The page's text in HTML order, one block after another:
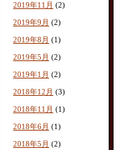
2019年11月 (2)
2019年9月 (2)
2019年8月 (1)
2019年5月 (2)
2019年1月 (2)
2018年12月 (3)
2018年11月 (1)
2018年6月 (1)
2018年5月 (2)